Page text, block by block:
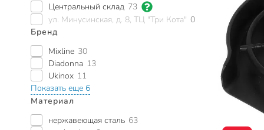
Центральный склад 73
ул. Минусинская, д. 8, ТЦ "Три Кота" 0
Бренд
Mixline 30
Diadonna 13
Ukinox 11
Показать еще 6
Материал
нержавеющая сталь 63